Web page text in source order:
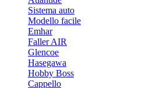
Sistema auto
Modello facile
Emhar
Faller AIR
Glencoe
Hasegawa
Hobby Boss
Cappello